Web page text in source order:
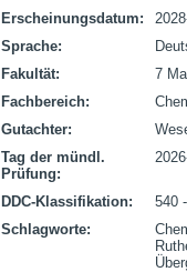
Erscheinungsdatum:
Sprache:
Fakultät:
7
Fachbereich:
Gutachter:
Tag der mündl.
Prüfung:
DDC-Klassifikation:
540
Schlagworte: